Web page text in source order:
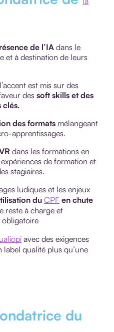
de l’IA dans le
et à destination de leurs
est mis sur des
des soft skills et des
clés.
des formats mélangeant
apprentissages.
dans les formations en
de formation et
stagiaires.
ludiques et les enjeux
du CPF en chute
reste à charge et
avec des exigences
qualité plus qu’une
du